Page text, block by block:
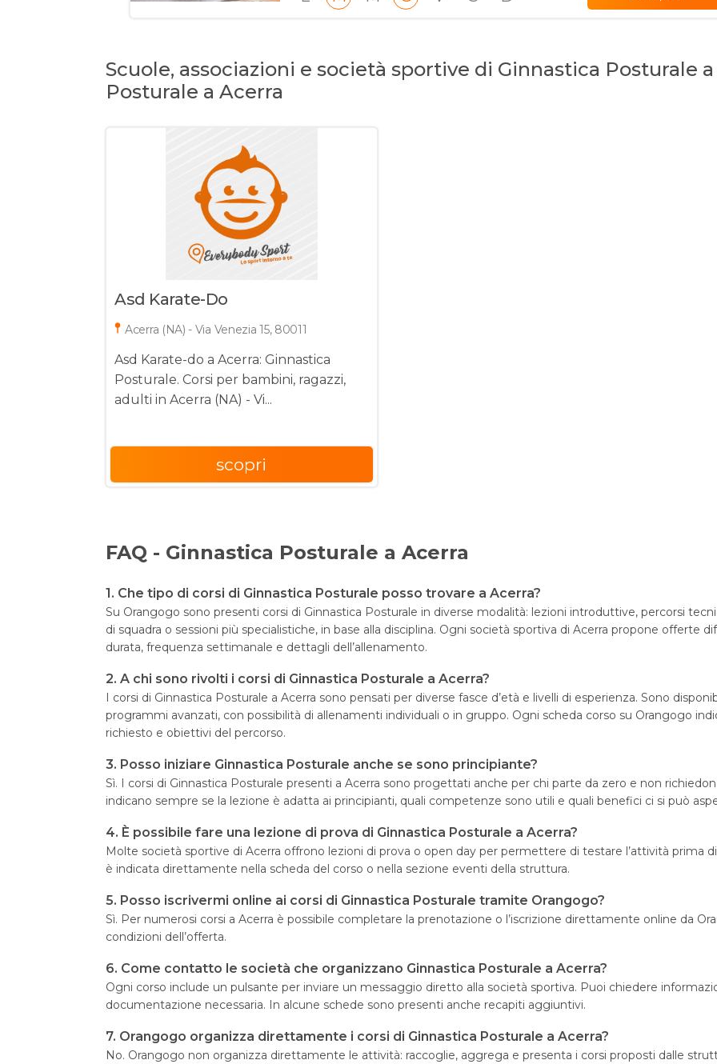
Scuole, associazioni e società sportive di Ginnastica Posturale
Posturale a Acerra
Asd Karate-Do
Acerra (NA) - Via Venezia 15, 80011
Asd Karate-do a Acerra: Ginnastica
Posturale. Corsi per bambini, ragazzi,
adulti in Acerra (NA) - Vi...
scopri
FAQ - Ginnastica Posturale a Acerra
1. Che tipo di corsi di Ginnastica Posturale posso trovare a Acerra?
Su Orangogo sono presenti corsi di Ginnastica Posturale in diverse modalità: lezioni introduttive, percorsi
di squadra o sessioni più specialistiche, in base alla disciplina. Ogni società sportiva di Acerra propone offerte
durata, frequenza settimanale e dettagli dell’allenamento.
2. A chi sono rivolti i corsi di Ginnastica Posturale a Acerra?
I corsi di Ginnastica Posturale a Acerra sono pensati per diverse fasce d’età e livelli di esperienza. Sono
programmi avanzati, con possibilità di allenamenti individuali o in gruppo. Ogni scheda corso su Orangogo
richiesto e obiettivi del percorso.
3. Posso iniziare Ginnastica Posturale anche se sono principiante?
Sì. I corsi di Ginnastica Posturale presenti a Acerra sono progettati anche per chi parte da zero e non
indicano sempre se la lezione è adatta ai principianti, quali competenze sono utili e quali benefici ci si può
4. È possibile fare una lezione di prova di Ginnastica Posturale a Acerra?
Molte società sportive di Acerra offrono lezioni di prova o open day per permettere di testare l’attività prima
è indicata direttamente nella scheda del corso o nella sezione eventi della struttura.
5. Posso iscrivermi online ai corsi di Ginnastica Posturale tramite Orangogo?
Sì. Per numerosi corsi a Acerra è possibile completare la prenotazione o l’iscrizione direttamente online da
condizioni dell’offerta.
6. Come contatto le società che organizzano Ginnastica Posturale a Acerra?
Ogni corso include un pulsante per inviare un messaggio diretto alla società sportiva. Puoi chiedere
documentazione necessaria. In alcune schede sono presenti anche recapiti aggiuntivi.
7. Orangogo organizza direttamente i corsi di Ginnastica Posturale a Acerra?
No. Orangogo non organizza direttamente le attività: raccoglie, aggrega e presenta i corsi proposti dalle